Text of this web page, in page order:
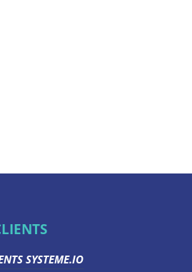
SYSTEME.IO